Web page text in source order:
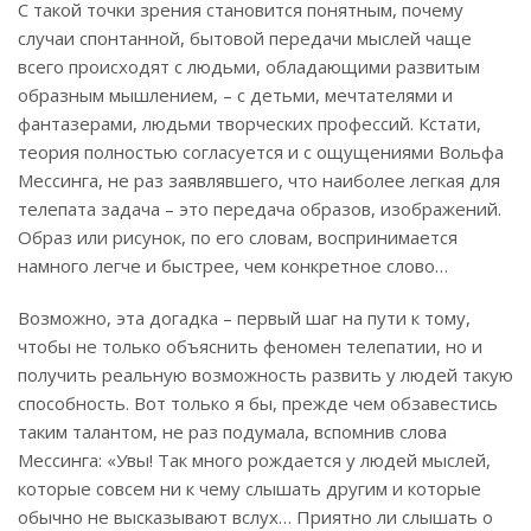
С такой точки зрения становится понятным, почему
случаи спонтанной, бытовой передачи мыслей чаще
всего происходят с людьми, обладающими развитым
образным мышлением, – с детьми, мечтателями и
фантазерами, людьми творческих профессий. Кстати,
теория полностью согласуется и с ощущениями Вольфа
Мессинга, не раз заявлявшего, что наиболее легкая для
телепата задача – это передача образов, изображений.
Образ или рисунок, по его словам, воспринимается
намного легче и быстрее, чем конкретное слово…
Возможно, эта догадка – первый шаг на пути к тому,
чтобы не только объяснить феномен телепатии, но и
получить реальную возможность развить у людей такую
способность. Вот только я бы, прежде чем обзавестись
таким талантом, не раз подумала, вспомнив слова
Мессинга: «Увы! Так много рождается у людей мыслей,
которые совсем ни к чему слышать другим и которые
обычно не высказывают вслух… Приятно ли слышать о